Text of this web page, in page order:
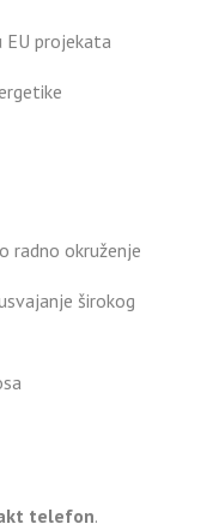
projekata
radno okruženje
širokog
telefon.